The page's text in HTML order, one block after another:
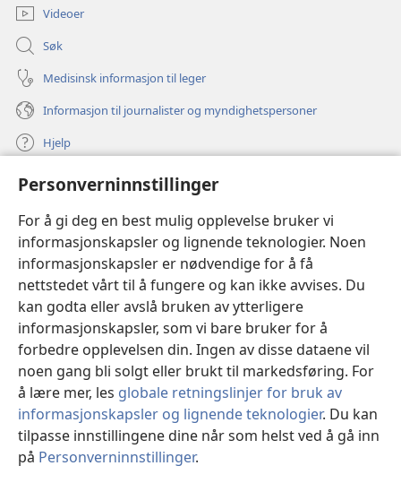
Personverninnstillinger
For å gi deg en best mulig opplevelse bruker vi
informasjonskapsler og lignende teknologier. Noen
informasjonskapsler er nødvendige for å få
nettstedet vårt til å fungere og kan ikke avvises. Du
kan godta eller avslå bruken av ytterligere
informasjonskapsler, som vi bare bruker for å
forbedre opplevelsen din. Ingen av disse dataene vil
noen gang bli solgt eller brukt til markedsføring. For
å lære mer, les globale retningslinjer for bruk av
informasjonskapsler og lignende teknologier. Du kan
tilpasse innstillingene dine når som helst ved å gå inn
på Personverninnstillinger.
Videoer
Søk
Medisinsk informasjon til leger
Informasjon til journalister og myndighetspersoner
Hjelp
Bidrag
(åpner
nytt
vindu)Watchtower ONLINE LIBRARY™
(åpner
nytt
vindu) JW Hub ®
(åpner
nytt
vindu)JW Library ®
Watchtower Library
Copyright
© 2026 Watch Tower Bible and Tract Society of Pennsylvania.
VILKÅR FOR BRUK| PERSONVERN